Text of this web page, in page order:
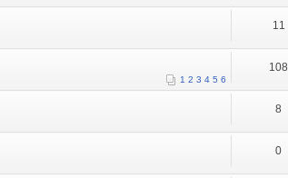
11
1 2 3 4 5 6
108
8
0